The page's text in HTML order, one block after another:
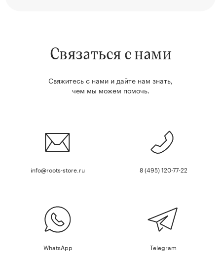
Диаметр ВЫБРАТЬ
Степень полива
Связаться с нами
Свяжитесь с нами и дайте нам знать,
чем мы можем помочь.
info@roots-store.ru 8 (495) 120-77-22
WhatsApp Telegram